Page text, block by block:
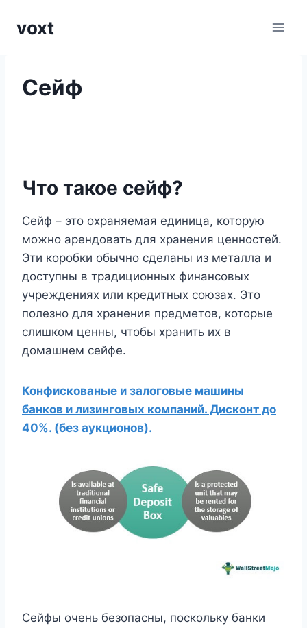
voxt
Сейф
Что такое сейф?
Сейф – это охраняемая единица, которую
можно арендовать для хранения ценностей.
Эти коробки обычно сделаны из металла и
доступны в традиционных финансовых
учреждениях или кредитных союзах. Это
полезно для хранения предметов, которые
слишком ценны, чтобы хранить их в
домашнем сейфе.
Конфискованые и залоговые машины
банков и лизинговых компаний. Дисконт до
40%. (без аукционов).
Сейфы очень безопасны, поскольку банки